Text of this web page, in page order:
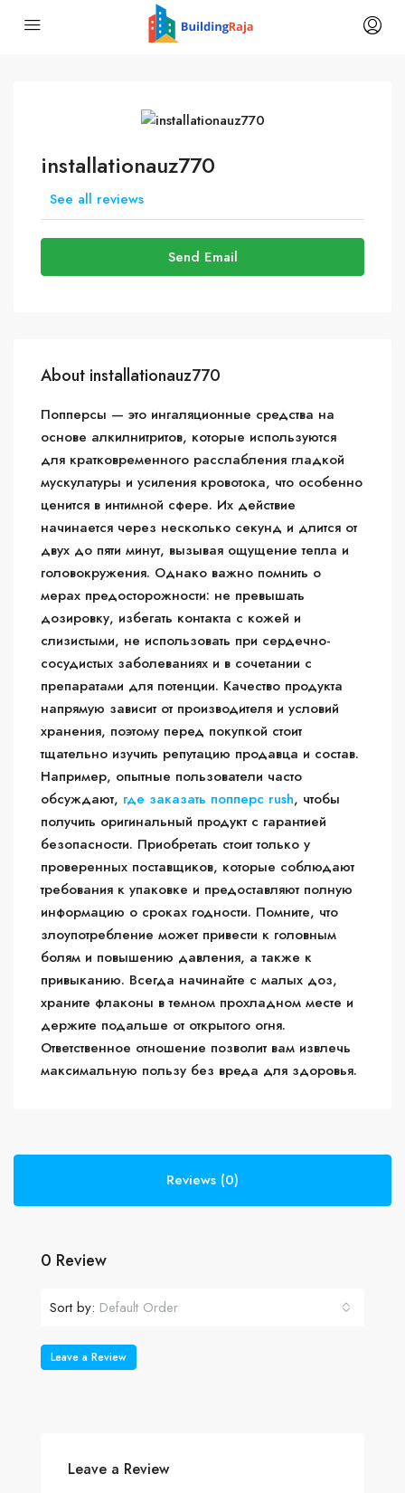
installationauz770
See all reviews
Send Email
About installationauz770
Попперсы — это ингаляционные средства на
основе алкилнитритов, которые используются
для кратковременного расслабления гладкой
мускулатуры и усиления кровотока, что особенно
ценится в интимной сфере. Их действие
начинается через несколько секунд и длится от
двух до пяти минут, вызывая ощущение тепла и
головокружения. Однако важно помнить о
мерах предосторожности: не превышать
дозировку, избегать контакта с кожей и
слизистыми, не использовать при сердечно-
сосудистых заболеваниях и в сочетании с
препаратами для потенции. Качество продукта
напрямую зависит от производителя и условий
хранения, поэтому перед покупкой стоит
тщательно изучить репутацию продавца и состав.
Например, опытные пользователи часто
обсуждают, где заказать попперс rush, чтобы
получить оригинальный продукт с гарантией
безопасности. Приобретать стоит только у
проверенных поставщиков, которые соблюдают
требования к упаковке и предоставляют полную
информацию о сроках годности. Помните, что
злоупотребление может привести к головным
болям и повышению давления, а также к
привыканию. Всегда начинайте с малых доз,
храните флаконы в темном прохладном месте и
держите подальше от открытого огня.
Ответственное отношение позволит вам извлечь
максимальную пользу без вреда для здоровья.
Reviews (0)
0 Review
Sort by: Default Order
Leave a Review
Leave a Review